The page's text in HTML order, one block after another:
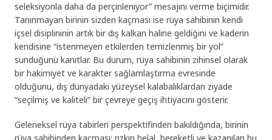
seleksiyonla daha da perçinleniyor” mesajını verme biçimidir.
Tanınmayan birinin sizden kaçması ise rüya sahibinin kendi
içsel disiplininin artık bir dış kalkan haline geldiğini ve kaderin
kendisine “istenmeyen etkilerden temizlenmiş bir yol”
sunduğunu kanıtlar. Bu durum, rüya sahibinin zihinsel olarak
bir hakimiyet ve karakter sağlamlaştırma evresinde
olduğunu, dış dünyadaki yüzeysel kalabalıklardan ziyade
“seçilmiş ve kaliteli” bir çevreye geçiş ihtiyacını gösterir.
Geleneksel rüya tabirleri perspektifinden bakıldığında, birinin